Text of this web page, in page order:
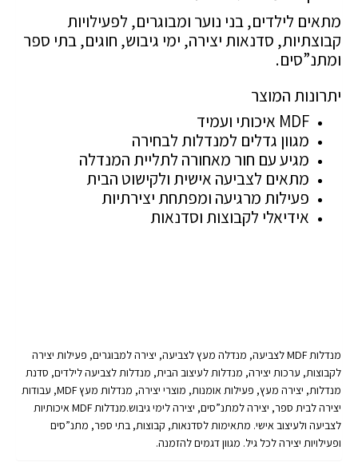
מתאים לילדים, בני נוער ומבוגרים, לפעילויות
קבוצתיות, סדנאות יצירה, ימי גיבוש, חוגים, בתי ספר
ומתנ”סים.
יתרונות המוצר
MDF איכותי ועמיד
מגוון גדלים למנדלות לבחירה
מגיע עם חור מאחורה לתליית המנדלה
מתאים לצביעה אישית ולקישוט הבית
פעילות מרגיעה ומפתחת יצירתיות
אידיאלי לקבוצות וסדנאות
מנדלות MDF לצביעה, מנדלה מעץ לצביעה, יצירה למבוגרים, פעילות יצירה
לקבוצות, ערכות יצירה, מנדלות לעיצוב הבית, מנדלות לצביעה לילדים, סדנת
מנדלות, יצירה מעץ, פעילות אומנות, מוצרי יצירה, מנדלות מעץ MDF, עבודות
יצירה לבית ספר, יצירה למתנ”סים, יצירה לימי גיבוש.מנדלות MDF איכותיות
לצביעה ולעיצוב אישי. מתאימות לסדנאות, קבוצות, בתי ספר, מתנ”סים
ופעילויות יצירה לכל גיל. מגוון דגמים להזמנה.